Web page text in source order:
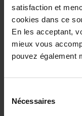
satisfaction et
cookies dans ce
En les acceptant,
mieux vous
pouvez également
Nécessaires